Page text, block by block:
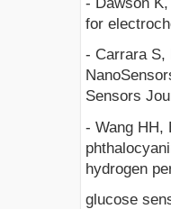
for
- Carrara S,
Sensors
- Wang HH,
hydrogen
glucose